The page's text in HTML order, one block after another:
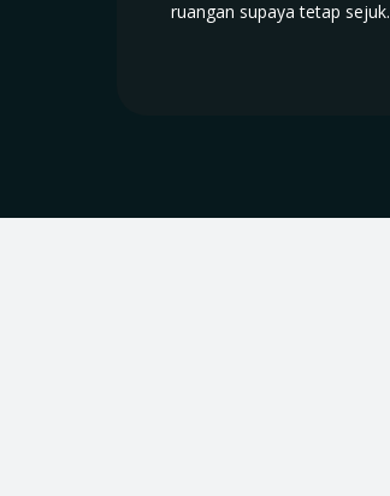
ruangan supaya tetap sejuk.